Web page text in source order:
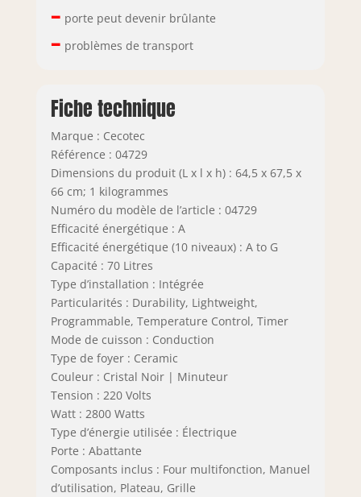
– porte peut devenir brûlante
– problèmes de transport
Fiche technique
Marque : Cecotec
Référence : 04729
Dimensions du produit (L x l x h) : 64,5 x 67,5 x
66 cm; 1 kilogrammes
Numéro du modèle de l’article : 04729
Efficacité énergétique : A
Efficacité énergétique (10 niveaux) : A to G
Capacité : 70 Litres
Type d’installation : Intégrée
Particularités : Durability, Lightweight,
Programmable, Temperature Control, Timer
Mode de cuisson : Conduction
Type de foyer : Ceramic
Couleur : Cristal Noir | Minuteur
Tension : 220 Volts
Watt : 2800 Watts
Type d’énergie utilisée : Électrique
Porte : Abattante
Composants inclus : Four multifonction, Manuel
d’utilisation, Plateau, Grille